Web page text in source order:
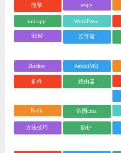
微擎 wepy
uni-app WordPress
SEM 云存储
Docker RabbitMQ
插件 路由器
Redis 帝国cms
方法技巧 防护